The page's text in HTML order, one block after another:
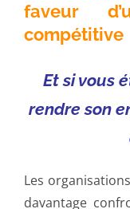
faveur
compétitive
Et si vous
rendre son
Les
davantage